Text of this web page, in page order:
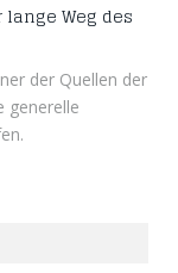
Weg des
der Quellen der
generelle